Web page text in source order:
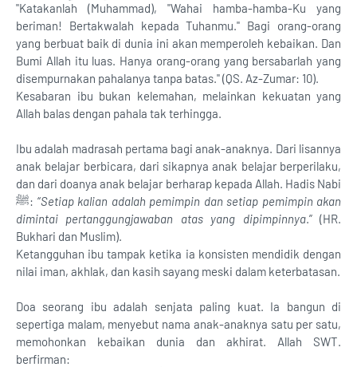
"Katakanlah (Muhammad), "Wahai hamba-hamba-Ku yang
beriman! Bertakwalah kepada Tuhanmu." Bagi orang-orang
yang berbuat baik di dunia ini akan memperoleh kebaikan. Dan
Bumi Allah itu luas. Hanya orang-orang yang bersabarlah yang
disempurnakan pahalanya tanpa batas." (QS. Az-Zumar: 10).
Kesabaran ibu bukan kelemahan, melainkan kekuatan yang
Allah balas dengan pahala tak terhingga.
Ibu adalah madrasah pertama bagi anak-anaknya. Dari lisannya
anak belajar berbicara, dari sikapnya anak belajar berperilaku,
dan dari doanya anak belajar berharap kepada Allah. Hadis Nabi
ﷺ: “Setiap kalian adalah pemimpin dan setiap pemimpin akan
dimintai pertanggungjawaban atas yang dipimpinnya.” (HR.
Bukhari dan Muslim).
Ketangguhan ibu tampak ketika ia konsisten mendidik dengan
nilai iman, akhlak, dan kasih sayang meski dalam keterbatasan.
Doa seorang ibu adalah senjata paling kuat. Ia bangun di
sepertiga malam, menyebut nama anak-anaknya satu per satu,
memohonkan kebaikan dunia dan akhirat. Allah SWT.
berfirman: